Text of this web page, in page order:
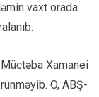
vaxt orada
Xamanei
O, ABŞ-